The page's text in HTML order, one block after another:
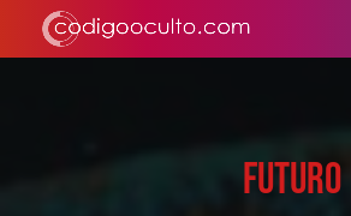
FUTURO